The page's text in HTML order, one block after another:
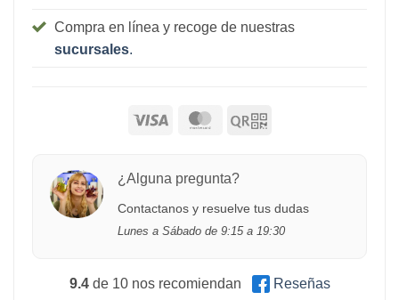
Compra en línea y recoge de nuestras
sucursales.
¿Alguna pregunta?
Contactanos y resuelve tus dudas
Lunes a Sábado de 9:15 a 19:30
9.4de 10 nos recomiendan Reseñas